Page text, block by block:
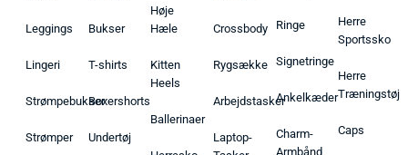
Leggings
Lingeri
Strømpebukser
Strømper
Bukser
T-shirts
Boxershorts
Undertøj
Høje
Hæle
Kitten
Heels
Ballerinaer
Crossbody
Rygsække
Arbejdstasker
Laptop-
Ringe
Signetringe
Ankelkæder
Charm-
Armbånd
Herre
Sportssko
Herre
Træningstøj
Caps